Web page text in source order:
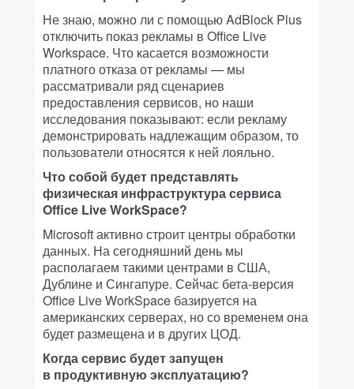
Не знаю, можно ли с помощью AdBlock Plus
отключить показ рекламы в Office Live
Workspace. Что касается возможности
платного отказа от рекламы — мы
рассматривали ряд сценариев
предоставления сервисов, но наши
исследования показывают: если рекламу
демонстрировать надлежащим образом, то
пользователи относятся к ней лояльно.
Что собой будет представлять
физическая инфраструктура сервиса
Office Live WorkSpace?
Microsoft активно строит центры обработки
данных. На сегодняшний день мы
располагаем такими центрами в США,
Дублине и Сингапуре. Сейчас бета-версия
Office Live WorkSpace базируется на
американских серверах, но со временем она
будет размещена и в других ЦОД.
Когда сервис будет запущен
в продуктивную эксплуатацию?